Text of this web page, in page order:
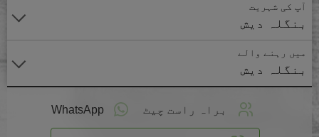
آپ کی شہریت
بنگلہ دیش
میں رہنے والے
بنگلہ دیش
دیں
براہ راست چیٹ WhatsApp